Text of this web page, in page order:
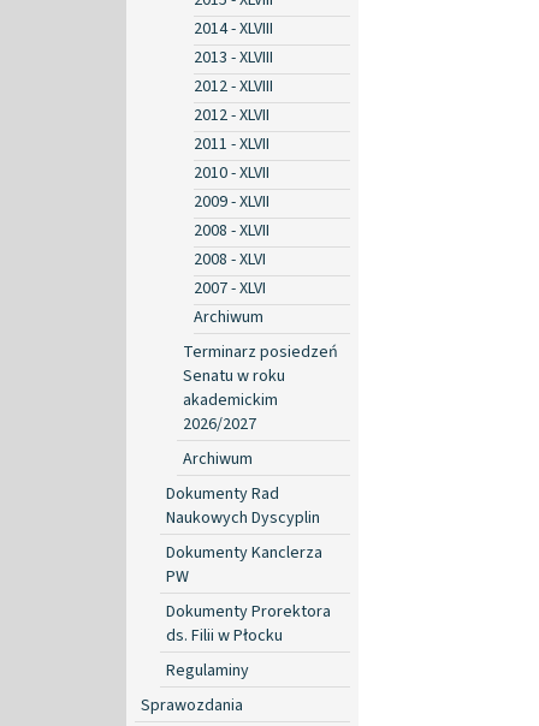
2014 - XLVIII
2013 - XLVIII
2012 - XLVIII
2012 - XLVII
2011 - XLVII
2010 - XLVII
2009 - XLVII
2008 - XLVII
2008 - XLVI
2007 - XLVI
Archiwum
Terminarz posiedzeń
Senatu w roku
akademickim
2026/2027
Archiwum
Dokumenty Rad
Naukowych Dyscyplin
Dokumenty Kanclerza
PW
Dokumenty Prorektora
ds. Filii w Płocku
Regulaminy
Sprawozdania